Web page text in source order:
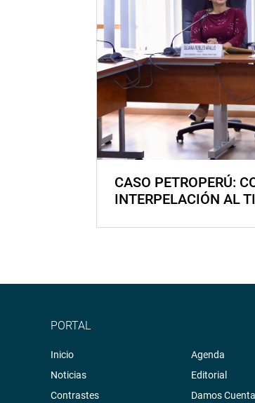
CASO PETROPERÚ:
INTERPELACIÓN AL
PORTAL
Inicio
Noticias
Contrastes
Agenda
Editorial
Damos Cuenta